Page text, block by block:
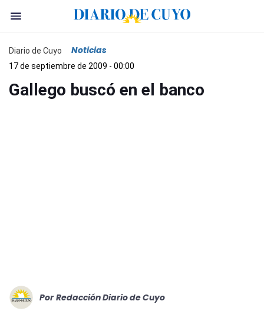
Diario de Cuyo Noticias
17 de septiembre de 2009 - 00:00
Gallego buscó en el banco
Por Redacción Diario de Cuyo